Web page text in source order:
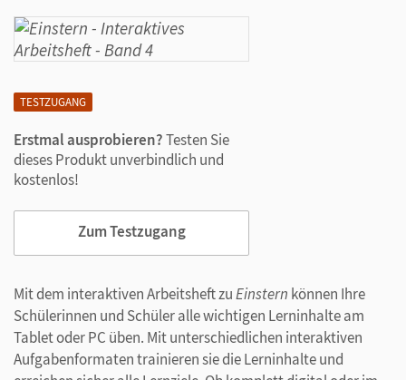
TESTZUGANG
Erstmal ausprobieren?Testen Sie
dieses Produkt unverbindlich und
kostenlos!
Zum Testzugang
Mit dem interaktiven Arbeitsheft zuEinstern können Ihre
Schülerinnen und Schüler alle wichtigen Lerninhalte am
Tablet oder PC üben. Mit unterschiedlichen interaktiven
Aufgabenformaten trainieren sie die Lerninhalte und